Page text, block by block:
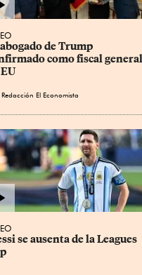
de Trump
como fiscal general
Redacción El Economista
se ausenta de la Leagues